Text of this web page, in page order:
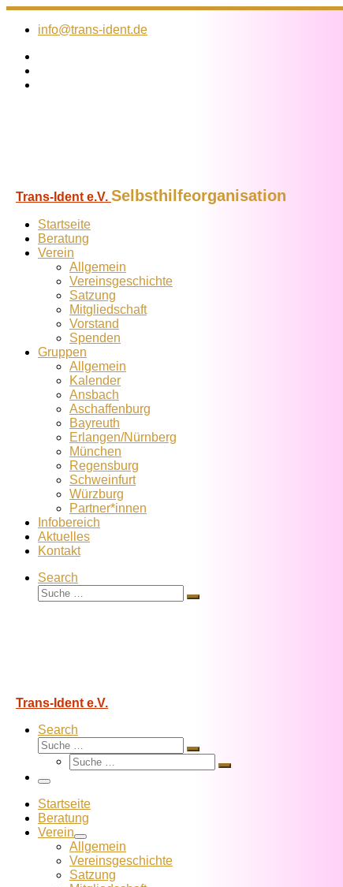
Zum
Inhalt
info@trans-ident.de
Trans-Ident e.V. Selbsthilfeorganisation
Startseite
Beratung
Verein
Allgemein
Vereins­geschichte
Satzung
Mitglied­schaft
Vorstand
Spenden
Gruppen
Allgemein
Kalender
Ansbach
Aschaffenburg
Bayreuth
Erlangen/Nürnberg
München
Regensburg
Schweinfurt
Würzburg
Partner*innen
Infobereich
Aktuelles
Kontakt
Search
Suche
Suche
Trans-Ident e.V.
Search
Suche
Suche
Suche
Suche
Menü
Startseite
Beratung
Verein
Allgemein
Vereins­geschichte
Satzung